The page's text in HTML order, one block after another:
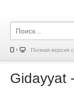
Полная версия
Gidayyat